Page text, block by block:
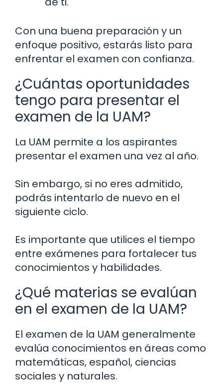
Con una buena preparación y un
enfoque positivo, estarás listo para
enfrentar el examen con confianza.
¿Cuántas oportunidades
tengo para presentar el
examen de la UAM?
La UAM permite a los aspirantes
presentar el examen una vez al año.
Sin embargo, si no eres admitido,
podrás intentarlo de nuevo en el
siguiente ciclo.
Es importante que utilices el tiempo
entre exámenes para fortalecer tus
conocimientos y habilidades.
¿Qué materias se evalúan
en el examen de la UAM?
El examen de la UAM generalmente
evalúa conocimientos en áreas como
matemáticas, español, ciencias
sociales y naturales.